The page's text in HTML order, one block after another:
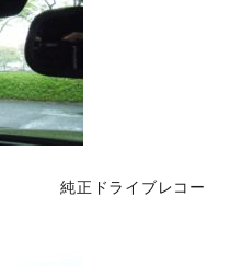
純正ドライブレコー